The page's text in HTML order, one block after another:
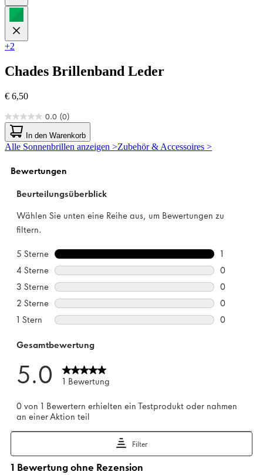
+2
Chades Brillenband Leder
€ 6,50
0.0 (0)
0.0
von
5
Sternen.
In den Warenkorb
Alle Sonnenbrillen anzeigen >Zubehör & Accessoires >